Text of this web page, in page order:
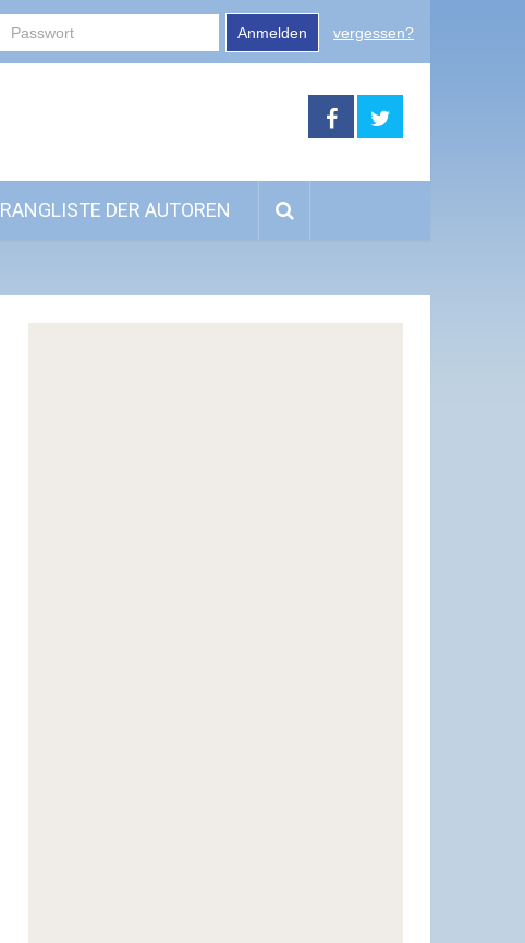
Anmelden vergessen?
RANGLISTE DER AUTOREN